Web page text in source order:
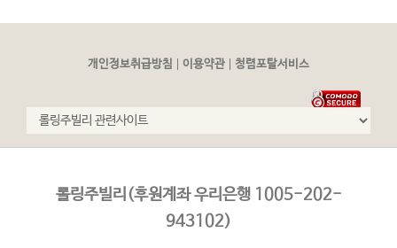
개인정보취급방침 이용약관 청렴포탈서비스
롤링주빌리(후원계좌 우리은행 1005-202-
943102)